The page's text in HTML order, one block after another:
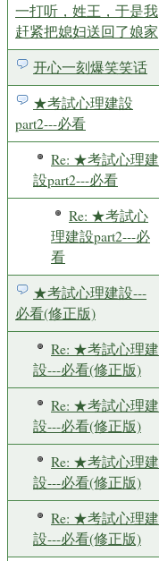
一打听，姓王，于是我
赶紧把媳妇送回了娘家
开心一刻爆笑笑话
★考試心理建設
part2---必看
Re: ★考試心理建
設part2---必看
Re: ★考試心
理建設part2---必
看
★考試心理建設---
必看(修正版)
Re: ★考試心理建
設---必看(修正版)
Re: ★考試心理建
設---必看(修正版)
Re: ★考試心理建
設---必看(修正版)
Re: ★考試心理建
設---必看(修正版)